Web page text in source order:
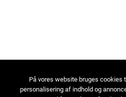
På vores website bruges
personalisering af indhold og